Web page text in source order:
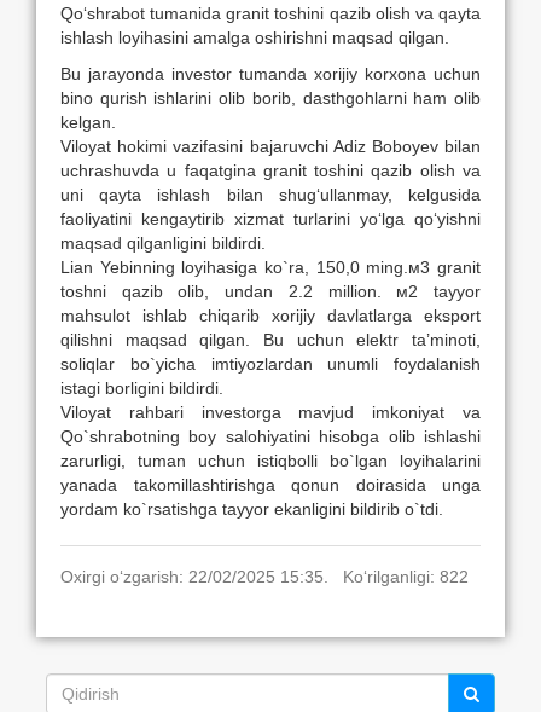
Qo‘shrabot tumanida granit toshini qazib olish va qayta
ishlash loyihasini amalga oshirishni maqsad qilgan.
Bu jarayonda investor tumanda xorijiy korxona uchun
bino qurish ishlarini olib borib, dasthgohlarni ham olib
kelgan.
Viloyat hokimi vazifasini bajaruvchi Adiz Boboyev bilan
uchrashuvda u faqatgina granit toshini qazib olish va
uni qayta ishlash bilan shug‘ullanmay, kelgusida
faoliyatini kengaytirib xizmat turlarini yo‘lga qo‘yishni
maqsad qilganligini bildirdi.
Lian Yebinning loyihasiga ko`ra, 150,0 ming.м3 granit
toshni qazib olib, undan 2.2 million. м2 tayyor
mahsulot ishlab chiqarib xorijiy davlatlarga eksport
qilishni maqsad qilgan. Bu uchun elektr ta’minoti,
soliqlar bo`yicha imtiyozlardan unumli foydalanish
istagi borligini bildirdi.
Viloyat rahbari investorga mavjud imkoniyat va
Qo`shrabotning boy salohiyatini hisobga olib ishlashi
zarurligi, tuman uchun istiqbolli bo`lgan loyihalarini
yanada takomillashtirishga qonun doirasida unga
yordam ko`rsatishga tayyor ekanligini bildirib o`tdi.
Oxirgi o‘zgarish: 22/02/2025 15:35. Ko‘rilganligi: 822